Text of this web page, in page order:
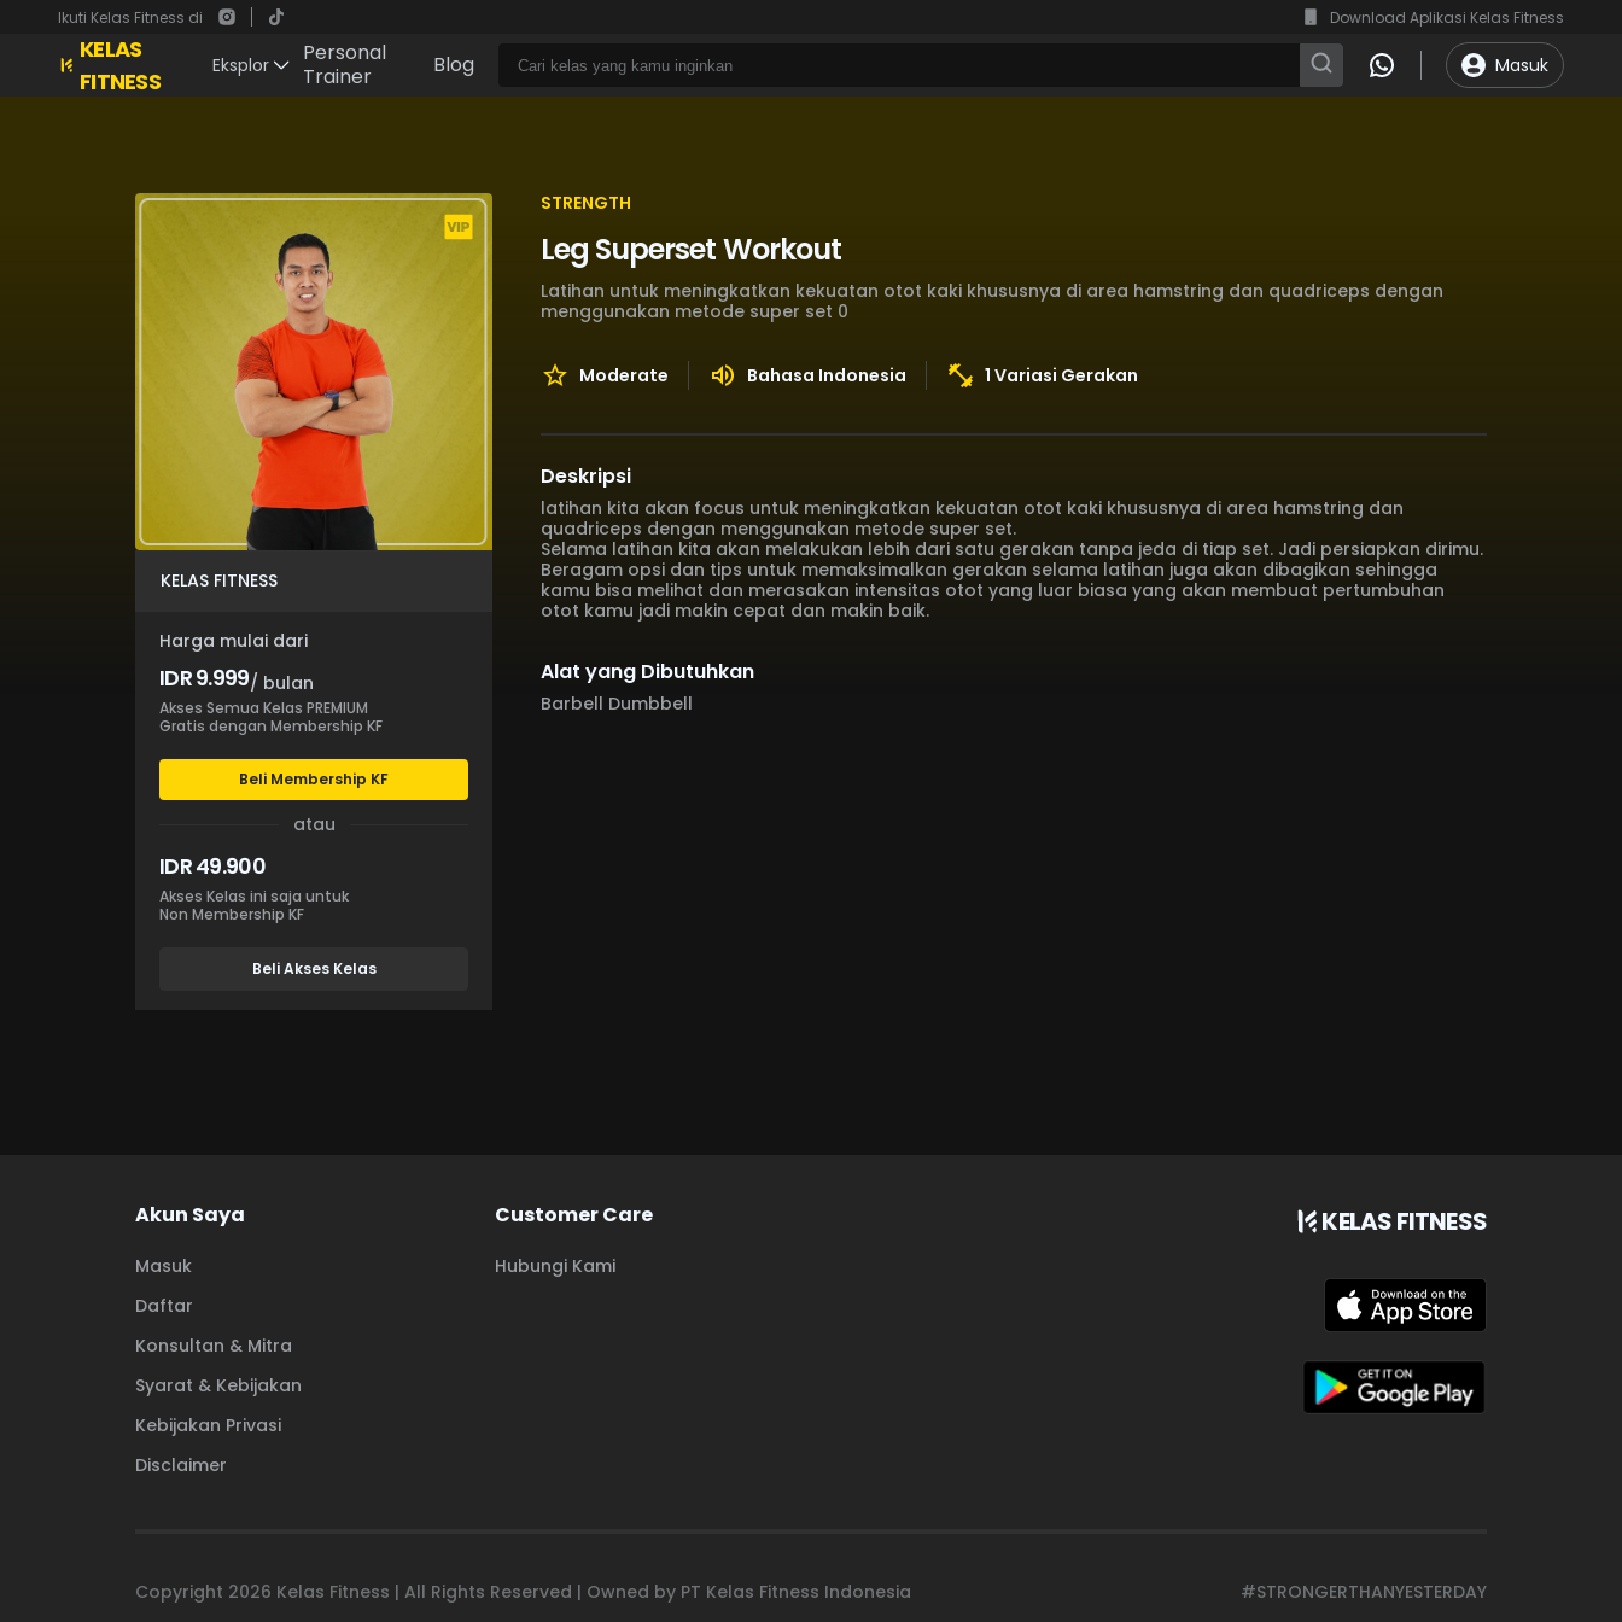
Ikuti Kelas Fitness di Download Aplikasi Kelas Fitness
KELAS
FITNESS
Eksplor
Personal
Trainer
Blog Masuk
KELAS FITNESS
Harga mulai dari
IDR 9.999/ bulan
Akses Semua Kelas PREMIUM
Gratis dengan Membership KF
Beli Membership KF
atau
IDR 49.900
Akses Kelas ini saja untuk
Non Membership KF
Beli Akses Kelas
STRENGTH
Leg Superset Workout
Latihan untuk meningkatkan kekuatan otot kaki khususnya di area hamstring dan quadriceps dengan
menggunakan metode super set 0
Moderate Bahasa Indonesia 1 Variasi Gerakan
Deskripsi
latihan kita akan focus untuk meningkatkan kekuatan otot kaki khususnya di area hamstring dan
quadriceps dengan menggunakan metode super set.
Selama latihan kita akan melakukan lebih dari satu gerakan tanpa jeda di tiap set. Jadi persiapkan dirimu.
Beragam opsi dan tips untuk memaksimalkan gerakan selama latihan juga akan dibagikan sehingga
kamu bisa melihat dan merasakan intensitas otot yang luar biasa yang akan membuat pertumbuhan
otot kamu jadi makin cepat dan makin baik.
Alat yang Dibutuhkan
Barbell Dumbbell
Akun Saya
Masuk
Daftar
Konsultan & Mitra
Syarat & Kebijakan
Kebijakan Privasi
Disclaimer
Customer Care
Hubungi Kami
KELAS FITNESS
Copyright 2026 Kelas Fitness | All Rights Reserved | Owned by PT Kelas Fitness Indonesia #STRONGERTHANYESTERDAY